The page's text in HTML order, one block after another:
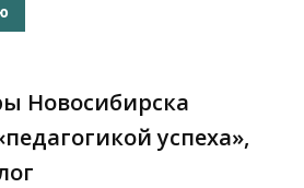
Новосибирска
успеха»,